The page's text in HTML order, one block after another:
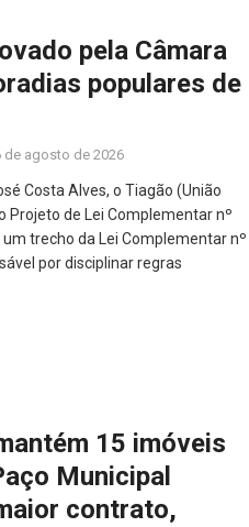
pela Câmara
populares de
de agosto de 2026
Costa Alves, o Tiagão (União
Projeto de Lei Complementar nº
trecho da Lei Complementar nº
por disciplinar regras
15 imóveis
Municipal
contrato,